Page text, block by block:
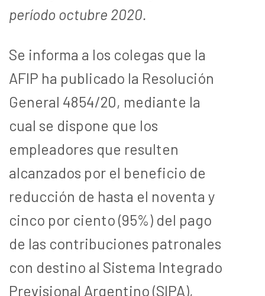
período octubre 2020.
Se informa a los colegas que la
AFIP ha publicado la Resolución
General 4854/20, mediante la
cual se dispone que los
empleadores que resulten
alcanzados por el beneficio de
reducción de hasta el noventa y
cinco por ciento (95%) del pago
de las contribuciones patronales
con destino al Sistema Integrado
Previsional Argentino (SIPA),